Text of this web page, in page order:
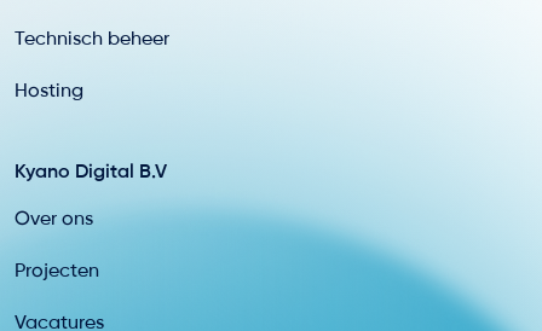
Technisch beheer
Hosting
Kyano Digital B.V
Over ons
Projecten
Vacatures